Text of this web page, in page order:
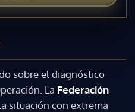
sobre el diagnóstico
La Federación
situación con extrema